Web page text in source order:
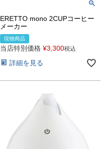
ERETTO mono 2CUPコーヒー
メーカー
現物商品
当店特別価格 ¥3,300税込
詳細を見る